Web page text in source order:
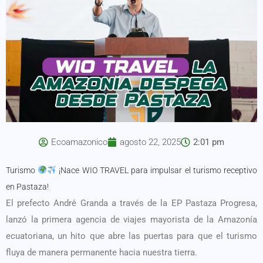
Ecoamazonico agosto 22, 2025 2:01 pm
Turismo
¡Nace WIO TRAVEL para impulsar el turismo receptivo
en Pastaza!
El prefecto André Granda a través de la EP Pastaza Progresa,
lanzó la primera agencia de viajes mayorista de la Amazonía
ecuatoriana, un hito que abre las puertas para que el turismo
fluya de manera permanente hacia nuestra tierra.